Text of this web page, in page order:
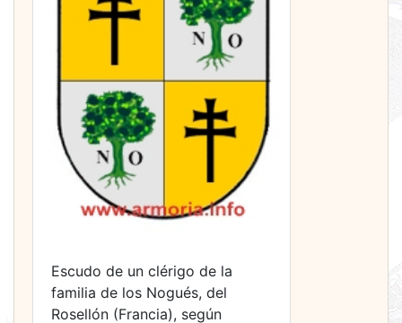
Escudo de un clérigo de la
familia de los Nogués, del
Rosellón (Francia), según